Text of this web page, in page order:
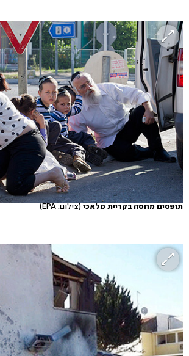
תופסים מחסה בקריית מלאכי (צילום: EPA)